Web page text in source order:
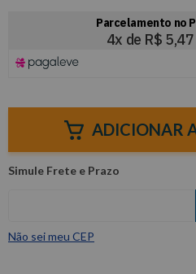
ADICIONAR
Não sei meu CEP